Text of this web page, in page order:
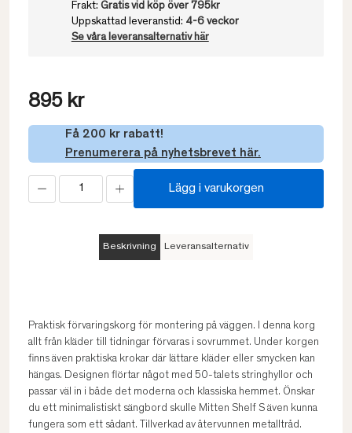
Frakt: Gratis vid köp över 795kr
Uppskattad leveranstid: 4-6 veckor
Se våra leveransalternativ här
895 kr
Få 200 kr rabatt!
Prenumerera på nyhetsbrevet här.
Lägg i varukorgen
Beskrivning Leveransalternativ
Praktisk förvaringskorg för montering på väggen. I denna korg
allt från kläder till tidningar förvaras i sovrummet. Under korgen
finns även praktiska krokar där lättare kläder eller smycken kan
hängas. Designen flörtar något med 50-talets stringhyllor och
passar väl in i både det moderna och klassiska hemmet. Önskar
du ett minimalistiskt sängbord skulle Mitten Shelf S även kunna
fungera som ett sådant. Tillverkad av återvunnen metalltråd.